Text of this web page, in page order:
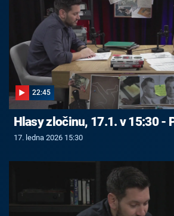
22:45
Hlasy zločinu, 17.1. v 15:30 -
17. ledna 2026 15:30